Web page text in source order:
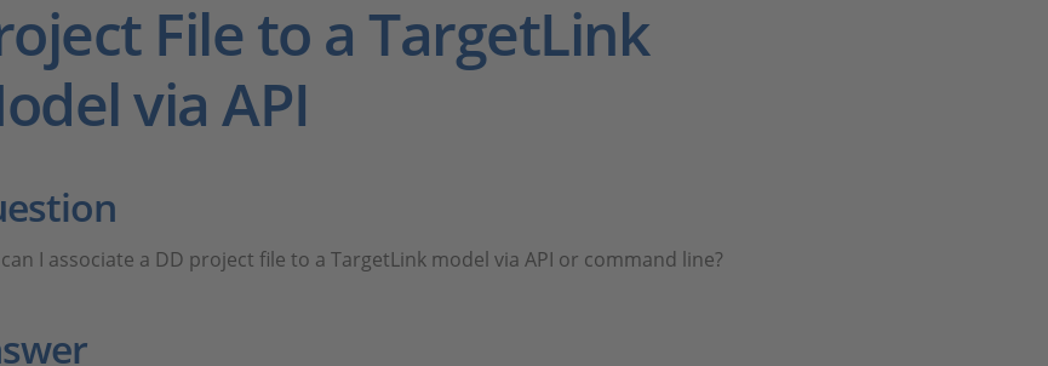
File to a TargetLink
via API
I associate a DD project file to a TargetLink model via API or command line?